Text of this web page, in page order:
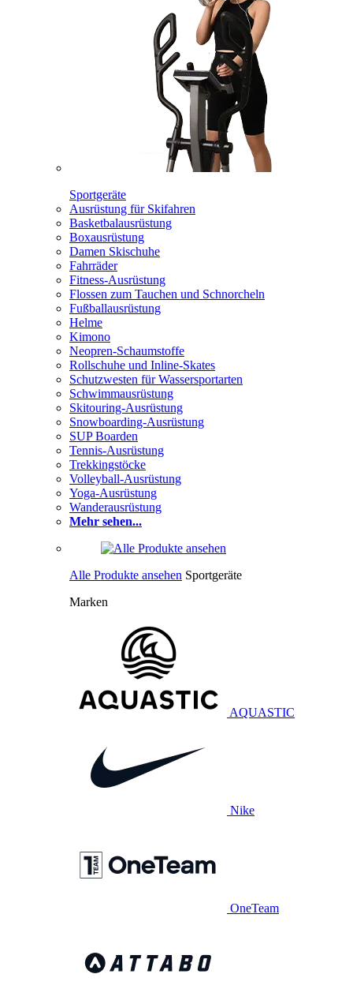
Sportgeräte
Ausrüstung für Skifahren
Basketbalausrüstung
Boxausrüstung
Damen Skischuhe
Fahrräder
Fitness-Ausrüstung
Flossen zum Tauchen und Schnorcheln
Fußballausrüstung
Helme
Kimono
Neopren-Schaumstoffe
Rollschuhe und Inline-Skates
Schutzwesten für Wassersportarten
Schwimmausrüstung
Skitouring-Ausrüstung
Snowboarding-Ausrüstung
SUP Boarden
Tennis-Ausrüstung
Trekkingstöcke
Volleyball-Ausrüstung
Yoga-Ausrüstung
Wanderausrüstung
Mehr sehen...
Alle Produkte ansehen Sportgeräte
Marken
AQUASTIC
Nike
OneTeam